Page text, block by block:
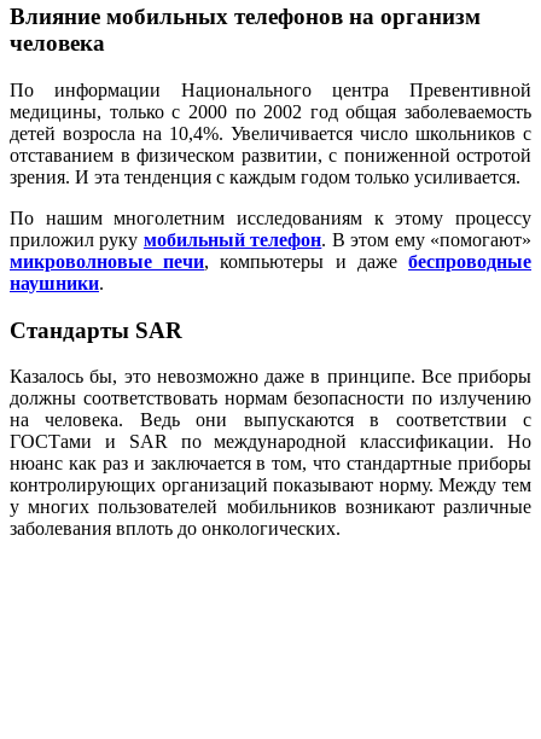
Влияние мобильных телефонов на организм
человека
По информации Национального центра Превентивной
медицины, только с 2000 по 2002 год общая заболеваемость
детей возросла на 10,4%. Увеличивается число школьников с
отставанием в физическом развитии, с пониженной остротой
зрения. И эта тенденция с каждым годом только усиливается.
По нашим многолетним исследованиям к этому процессу
приложил руку мобильный телефон. В этом ему «помогают»
микроволновые печи, компьютеры и дажебеспроводные
наушники.
Стандарты SAR
Казалось бы, это невозможно даже в принципе. Все приборы
должны соответствовать нормам безопасности по излучению
на человека. Ведь они выпускаются в соответствии с
ГОСТами и SAR по международной классификации. Но
нюанс как раз и заключается в том, что стандартные приборы
контролирующих организаций показывают норму. Между тем
у многих пользователей мобильников возникают различные
заболевания вплоть до онкологических.